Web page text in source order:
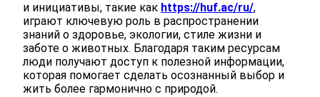
и инициативы, такие как https://huf.ac/ru/,
играют ключевую роль в распространении
знаний о здоровье, экологии, стиле жизни и
заботе о животных. Благодаря таким ресурсам
люди получают доступ к полезной информации,
которая помогает сделать осознанный выбор и
жить более гармонично с природой.